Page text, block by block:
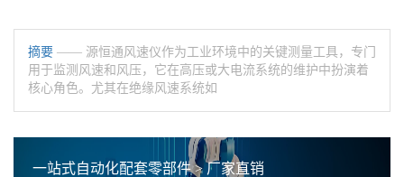
摘要 —— 源恒通风速仪作为工业环境中的关键测量工具，专门
用于监测风速和风压，它在高压或大电流系统的维护中扮演着
核心角色。尤其在绝缘风速系统如
一站式自动化配套零部件 > 厂家直销